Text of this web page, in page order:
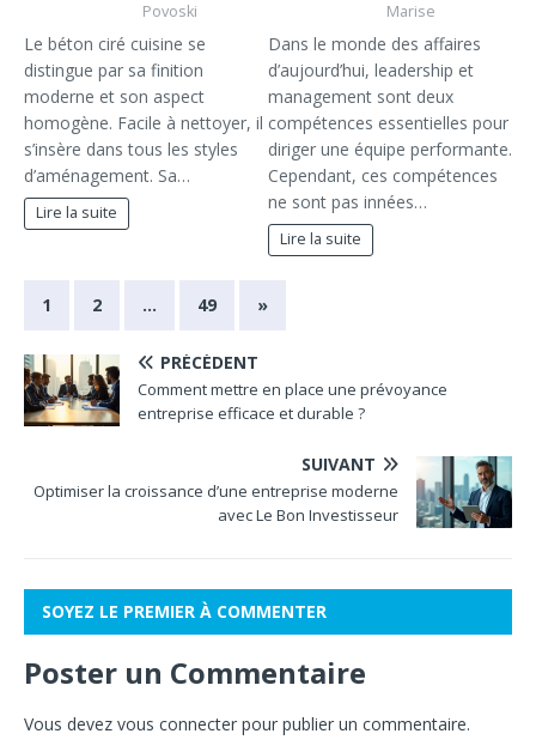
Povoski
Le béton ciré cuisine se
distingue par sa finition
moderne et son aspect
homogène. Facile à nettoyer, il
s’insère dans tous les styles
d’aménagement. Sa…
Lire la suite
Marise
Dans le monde des affaires
d’aujourd’hui, leadership et
management sont deux
compétences essentielles pour
diriger une équipe performante.
Cependant, ces compétences
ne sont pas innées…
Lire la suite
1 2 … 49 »
PRÉCÉDENT
Comment mettre en place une prévoyance
entreprise efficace et durable ?
SUIVANT
Optimiser la croissance d’une entreprise moderne
avec Le Bon Investisseur
SOYEZ LE PREMIER À COMMENTER
Poster un Commentaire
Vous devez vous connecter pour publier un commentaire.